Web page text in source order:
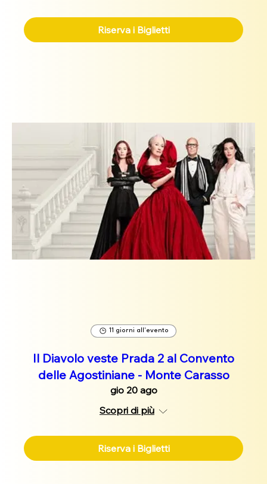
Riserva i Biglietti
11 giorni all'evento
Il Diavolo veste Prada 2 al Convento
delle Agostiniane - Monte Carasso
gio 20 ago
Scopri di più
Riserva i Biglietti